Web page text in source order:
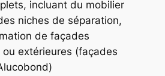
incluant du mobilier
niches de séparation,
de façades
ou extérieures (façades